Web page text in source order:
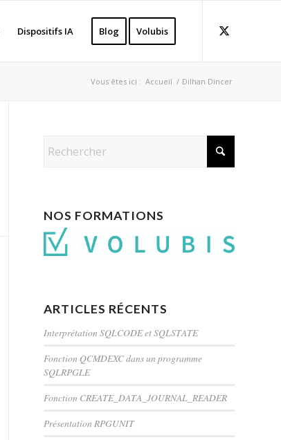
Dispositifs IA Blog Volubis
Vous êtes ici : Accueil / Dilhan Dincer
NOS FORMATIONS
ARTICLES RÉCENTS
Interprétation SQLCODE et SQLSTATE
Fonction QCMDEXC dans un programme
SQLRPGLE
Fonction CREATE_DATA_JOURNAL_READER
Présentation RPGUNIT